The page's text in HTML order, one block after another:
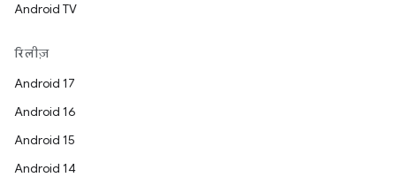
Android TV
रिलीज़
Android 17
Android 16
Android 15
Android 14